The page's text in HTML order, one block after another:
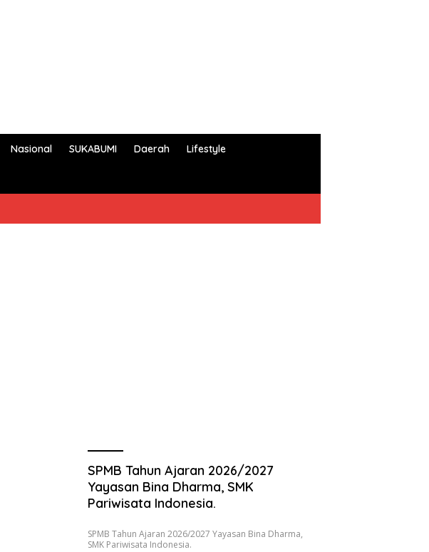
Nasional SUKABUMI Daerah Lifestyle
SPMB Tahun Ajaran 2026/2027
Yayasan Bina Dharma, SMK
Pariwisata Indonesia.
SPMB Tahun Ajaran 2026/2027 Yayasan Bina Dharma,
SMK Pariwisata Indonesia.